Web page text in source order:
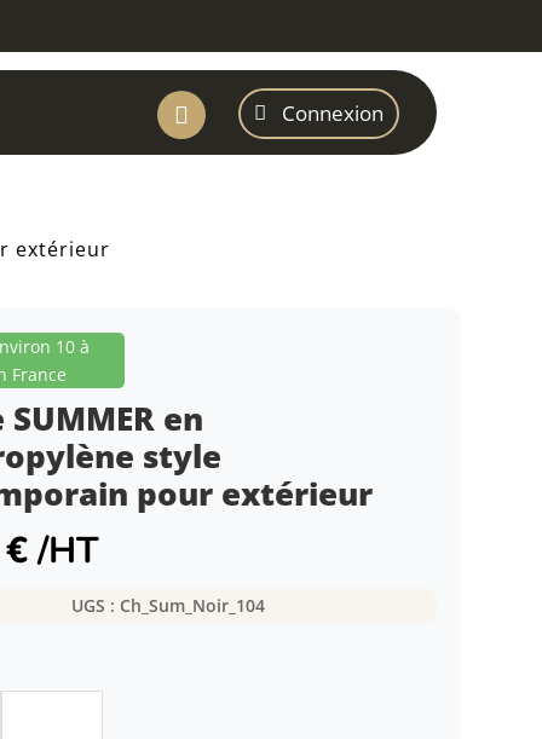
 Connexion
extérieur
10 à
France
SUMMER en
style
pour extérieur
€/HT
UGS : Ch_Sum_Noir_104